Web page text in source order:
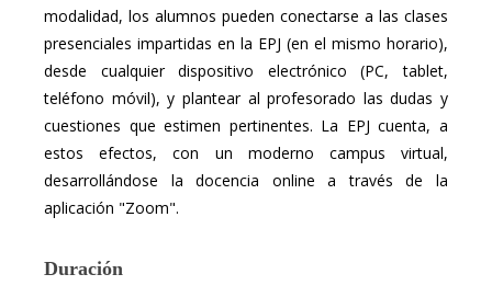
modalidad, los alumnos pueden conectarse a las clases
presenciales impartidas en la EPJ (en el mismo horario),
desde cualquier dispositivo electrónico (PC, tablet,
teléfono móvil), y plantear al profesorado las dudas y
cuestiones que estimen pertinentes. La EPJ cuenta, a
estos efectos, con un moderno campus virtual,
desarrollándose la docencia online a través de la
aplicación "Zoom".
Duración